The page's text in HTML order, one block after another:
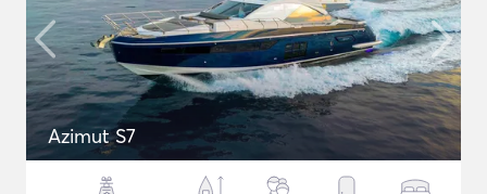
Azimut S7